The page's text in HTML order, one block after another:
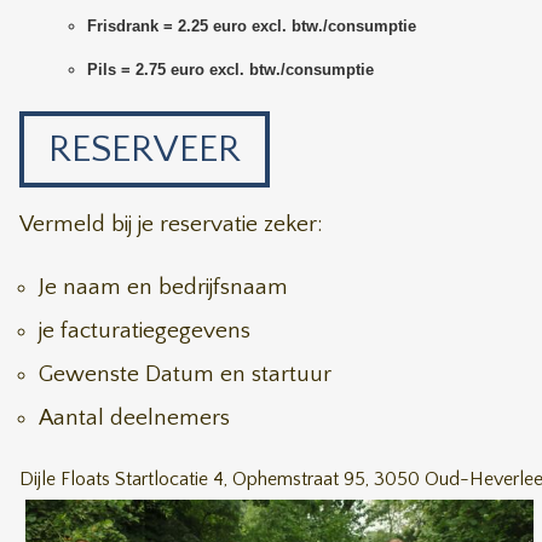
Frisdrank = 2.25 euro excl. btw./consumptie
Pils = 2.75 euro excl. btw./consumptie
RESERVEER
Vermeld bij je reservatie zeker:
Je naam en bedrijfsnaam
je facturatiegegevens
Gewenste Datum en startuur
Aantal deelnemers
Dijle Floats Startlocatie 4, Ophemstraat 95, 3050 Oud-Heverlee